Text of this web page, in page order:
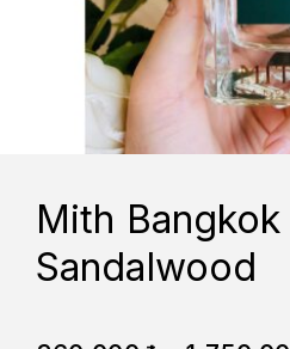
Mith Bangkok
Sandalwood